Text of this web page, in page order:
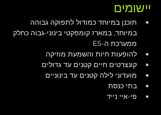
יישומים
תוכנן במיוחד כמודול לתפוקה גבוהה
במיוחד, במארז קומפקטי בינוני-גבוה כחלק
ממערכת ה-ES
להופעות חיות והשמעת מוזיקה
קונצרטים חיים קטנים עד גדולים
מועדוני לילה קטנים עד בינוניים
בתי כנסת
פי-איי נייד